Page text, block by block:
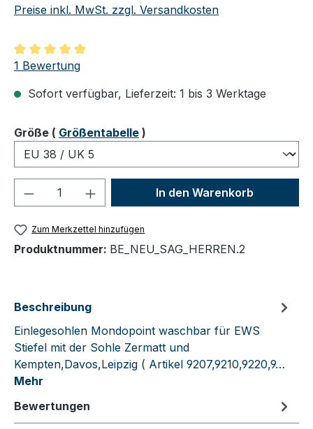
Preise inkl. MwSt. zzgl. Versandkosten
Durchschnittliche Bewertung von 5 von 5 Sternen
1 Bewertung
Sofort verfügbar, Lieferzeit: 1 bis 3 Werktage
Größeauswählen
( Größentabelle )
Produkt Anzahl: Gib denIn den Warenkorb
Zum Merkzettel hinzufügen
Produktnummer: BE_NEU_SAG_HERREN.2
Beschreibung
Einlegesohlen Mondopoint waschbar für EWS
Stiefel mit der Sohle Zermatt und
Kempten,Davos,Leipzig ( Artikel 9207,9210,9220,9…
Mehr
Bewertungen